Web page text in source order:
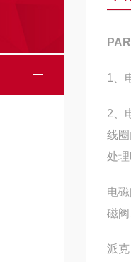
1、
2、
线
处
电
磁
派